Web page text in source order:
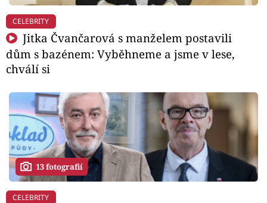
CELEBRITY
Jitka Čvančarová s manželem postavili
dům s bazénem: Vyběhneme a jsme v lese,
chválí si
13 fotografií
CELEBRITY